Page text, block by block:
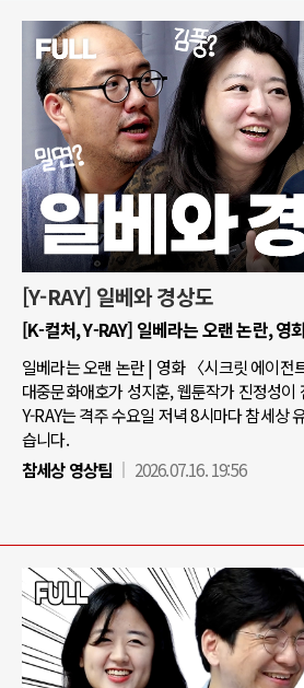
[Y-RAY] 일베와 경상도
[K-컬처, Y-RAY] 일베라는 오랜 논란, 영
일베라는 오랜 논란 | 영화 〈시크릿 에이전
대중문화애호가 성지훈, 웹툰작가 진정성이
Y-RAY는 격주 수요일 저녁 8시마다 참세상
습니다.
참세상 영상팀
2026.07.16. 19:56